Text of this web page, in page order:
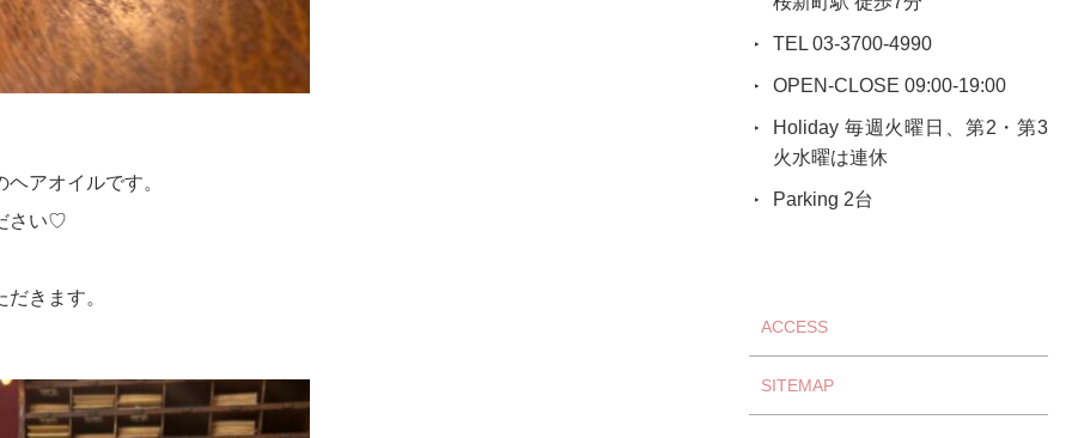
アオイルです。
さい♡
きます。
TEL 03-3700-4990
OPEN-CLOSE 09:00-19:00
Holiday 毎週火曜日、第2・第3
火水曜は連休
Parking 2台
ACCESS
SITEMAP